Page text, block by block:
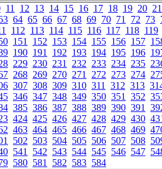
11 12 13 14 15 16 17 18 19 20 21
64 65 66 67 68 69 70 71 72 73
112 113 114 115 116 117 118 119
151 152 153 154 155 156 157
190 191 192 193 194 195 196
229 230 231 232 233 234 235
268 269 270 271 272 273 274
307 308 309 310 311 312 313
346 347 348 349 350 351 352
385 386 387 388 389 390 391
424 425 426 427 428 429 430
463 464 465 466 467 468 469
502 503 504 505 506 507 508
541 542 543 544 545 546 547
580 581 582 583 584